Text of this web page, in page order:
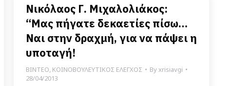
Νικόλαος Γ. Μιχαλολιάκος:
“Μας πήγατε δεκαετίες πίσω…
Ναι στην δραχμή, για να πάψει η
υποταγή!
ΒΙΝΤΕΟ, ΚΟΙΝΟΒΟΥΛΕΥΤΙΚΟΣ ΕΛΕΓΧΟΣ Byxrisiavgi
28/04/2013